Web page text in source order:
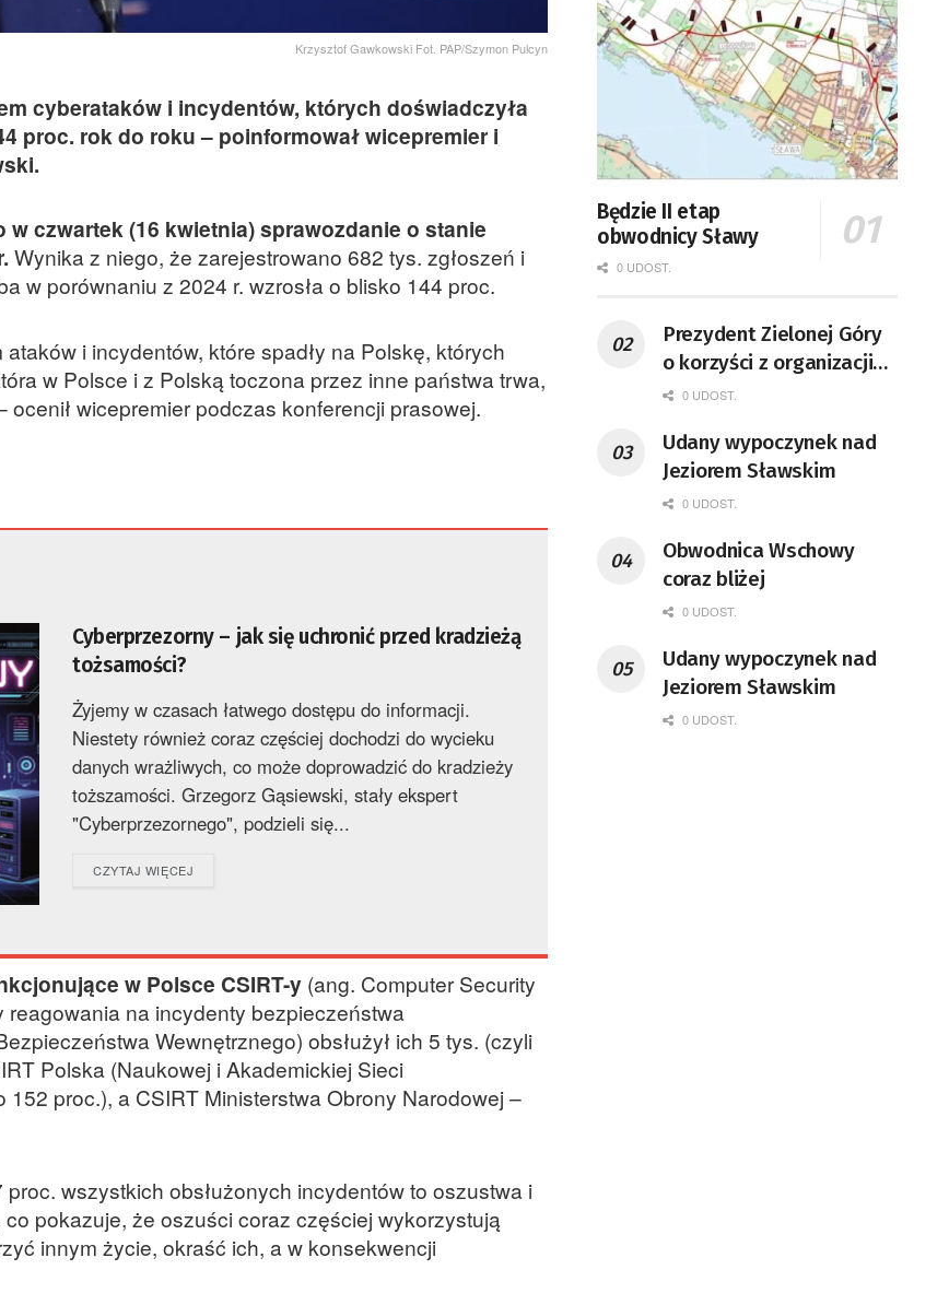
Krzysztof Gawkowski Fot. PAP/Szymon Pulcyn
cyberataków i incydentów, których doświadczyła
proc. rok do roku – poinformował wicepremier i
czwartek (16 kwietnia) sprawozdanie o stanie
Wynika z niego, że zarejestrowano 682 tys. zgłoszeń i
w porównaniu z 2024 r. wzrosła o blisko 144 proc.
i incydentów, które spadły na Polskę, których
w Polsce i z Polską toczona przez inne państwa trwa,
wicepremier podczas konferencji prasowej.
Cyberprzezorny – jak się uchronić przed kradzieżą
tożsamości?
Żyjemy w czasach łatwego dostępu do informacji.
Niestety również coraz częściej dochodzi do wycieku
danych wrażliwych, co może doprowadzić do kradzieży
toższamości. Grzegorz Gąsiewski, stały ekspert
"Cyberprzezornego", podzieli się...
CZYTAJ WIĘCEJ
w Polsce CSIRT-y (ang. Computer Security
reagowania na incydenty bezpieczeństwa
Wewnętrznego) obsłużył ich 5 tys. (czyli
Polska (Naukowej i Akademickiej Sieci
proc.), a CSIRT Ministerstwa Obrony Narodowej –
wszystkich obsłużonych incydentów to oszustwa i
pokazuje, że oszuści coraz częściej wykorzystują
innym życie, okraść ich, a w konsekwencji
Będzie II etap
obwodnicy Sławy
0 UDOST.
Prezydent Zielonej Góry
o korzyści z organizacji
mety Tour de Pologne
0 UDOST.
Udany wypoczynek nad
Jeziorem Sławskim
0 UDOST.
Obwodnica Wschowy
coraz bliżej
0 UDOST.
Udany wypoczynek nad
Jeziorem Sławskim
0 UDOST.